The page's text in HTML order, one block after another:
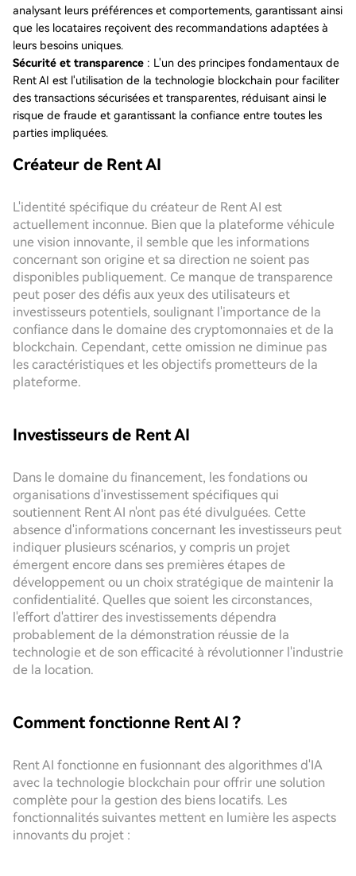
analysant leurs préférences et comportements, garantissant ainsi
que les locataires reçoivent des recommandations adaptées à
leurs besoins uniques.
Sécurité et transparence : L'un des principes fondamentaux de
Rent AI est l'utilisation de la technologie blockchain pour faciliter
des transactions sécurisées et transparentes, réduisant ainsi le
risque de fraude et garantissant la confiance entre toutes les
parties impliquées.
Créateur de Rent AI
L'identité spécifique du créateur de Rent AI est
actuellement inconnue. Bien que la plateforme véhicule
une vision innovante, il semble que les informations
concernant son origine et sa direction ne soient pas
disponibles publiquement. Ce manque de transparence
peut poser des défis aux yeux des utilisateurs et
investisseurs potentiels, soulignant l'importance de la
confiance dans le domaine des cryptomonnaies et de la
blockchain. Cependant, cette omission ne diminue pas
les caractéristiques et les objectifs prometteurs de la
plateforme.
Investisseurs de Rent AI
Dans le domaine du financement, les fondations ou
organisations d'investissement spécifiques qui
soutiennent Rent AI n'ont pas été divulguées. Cette
absence d'informations concernant les investisseurs peut
indiquer plusieurs scénarios, y compris un projet
émergent encore dans ses premières étapes de
développement ou un choix stratégique de maintenir la
confidentialité. Quelles que soient les circonstances,
l'effort d'attirer des investissements dépendra
probablement de la démonstration réussie de la
technologie et de son efficacité à révolutionner l'industrie
de la location.
Comment fonctionne Rent AI ?
Rent AI fonctionne en fusionnant des algorithmes d'IA
avec la technologie blockchain pour offrir une solution
complète pour la gestion des biens locatifs. Les
fonctionnalités suivantes mettent en lumière les aspects
innovants du projet :